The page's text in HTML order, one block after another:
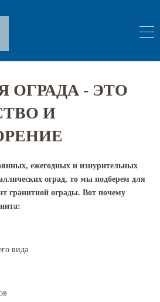
ОГРАДА - ЭТО
И
ежегодных и изнурительных
оград, то мы подберем для
гранитной ограды. Вот почему
вида